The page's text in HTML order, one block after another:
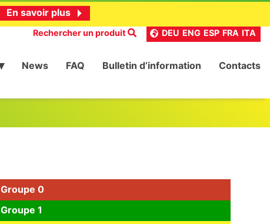
En savoir plus
Rechercher un produit DEU ENG ESP FRA ITA
News FAQ Bulletin d’information Contacts
Groupe 0
Groupe 1